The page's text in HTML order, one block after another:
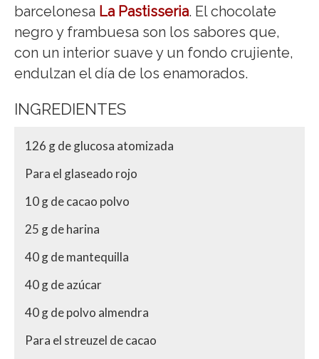
barcelonesa La Pastisseria. El chocolate
negro y frambuesa son los sabores que,
con un interior suave y un fondo crujiente,
endulzan el día de los enamorados.
INGREDIENTES
126 g de glucosa atomizada
Para el glaseado rojo
10 g de cacao polvo
25 g de harina
40 g de mantequilla
40 g de azúcar
40 g de polvo almendra
Para el streuzel de cacao